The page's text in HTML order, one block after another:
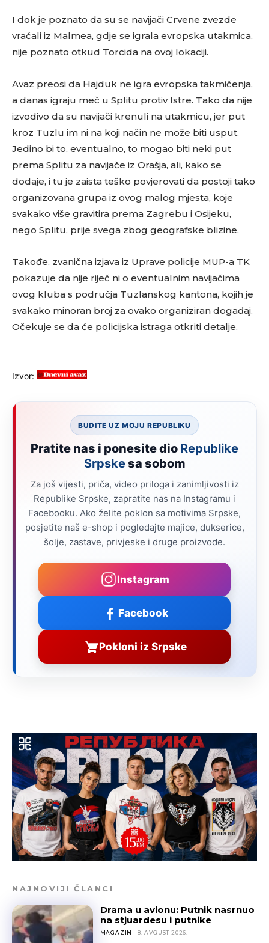
I dok je poznato da su se navijači Crvene zvezde
vraćali iz Malmea, gdje se igrala evropska utakmica,
nije poznato otkud Torcida na ovoj lokaciji.
Avaz preosi da Hajduk ne igra evropska takmičenja,
a danas igraju meč u Splitu protiv Istre. Tako da nije
izvodivo da su navijači krenuli na utakmicu, jer put
kroz Tuzlu im ni na koji način ne može biti usput.
Jedino bi to, eventualno, to mogao biti neki put
prema Splitu za navijače iz Orašja, ali, kako se
dodaje, i tu je zaista teško povjerovati da postoji tako
organizovana grupa iz ovog malog mjesta, koje
svakako više gravitira prema Zagrebu i Osijeku,
nego Splitu, prije svega zbog geografske blizine.
Takođe, zvanična izjava iz Uprave policije MUP-a TK
pokazuje da nije riječ ni o eventualnim navijačima
ovog kluba s područja Tuzlanskog kantona, kojih je
svakako minoran broj za ovako organiziran događaj.
Očekuje se da će policijska istraga otkriti detalje.
Izvor:
BUDITE UZ MOJU REPUBLIKU
Pratite nas i ponesite dio Republike
Srpskesa sobom
Za još vijesti, priča, video priloga i zanimljivosti iz
Republike Srpske, zapratite nas na Instagramu i
Facebooku. Ako želite poklon sa motivima Srpske,
posjetite naš e-shop i pogledajte majice, dukserice,
šolje, zastave, privjeske i druge proizvode.
Instagram
Facebook
Pokloni iz Srpske
NAJNOVIJI ČLANCI
Drama u avionu: Putnik nasrnuo
na stjuardesu i putnike
MAGAZIN 8. AVGUST 2026.